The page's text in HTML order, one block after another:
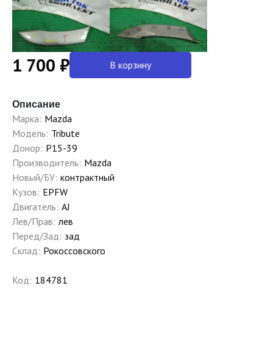
1 700 ₽ В корзину
Описание
Марка: Mazda
Модель: Tribute
Донор: P15-39
Производитель: Mazda
Новый/БУ: контрактный
Кузов: EPFW
Двигатель: AJ
Лев/Прав: лев
Перед/Зад: зад
Склад: Рокоссовского
Код: 184781